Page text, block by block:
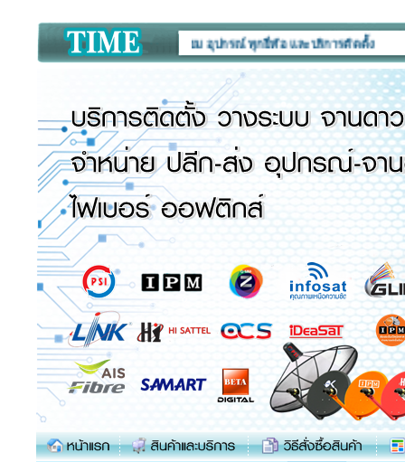
เครื่องรับสัญญาณดาวเทียม อุปกรณ์ ทุกยี่ห้อ และบริการติดตั้ง